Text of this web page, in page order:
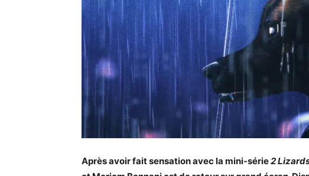
Après avoir fait sensation avec la mini-série2